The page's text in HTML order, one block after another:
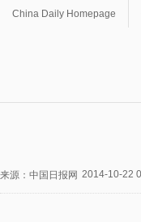
China Daily Homepage
来源：中国日报网 2014-10-22